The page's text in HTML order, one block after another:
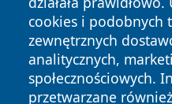
cookies i podobnych
zewnętrznych
analitycznych,
społecznościowych.
przetwarzane
Copyright © 2026
zastrzeżone.